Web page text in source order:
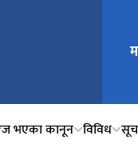
मुख्य
भएका कानून विविध